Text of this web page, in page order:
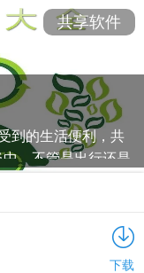
到的生活便利，共
，不管是出行还是
的生活提供了很大
共享软件
下载